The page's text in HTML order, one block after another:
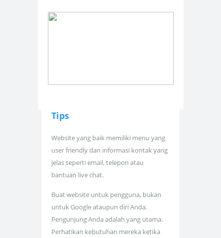
Tips
Website yang baik memiliki menu yang
user friendly dan informasi kontak yang
jelas seperti email, telepon atau
bantuan live chat.
Buat website untuk pengguna, bukan
untuk Google ataupun diri Anda.
Pengunjung Anda adalah yang utama.
Perhatikan kebutuhan mereka ketika